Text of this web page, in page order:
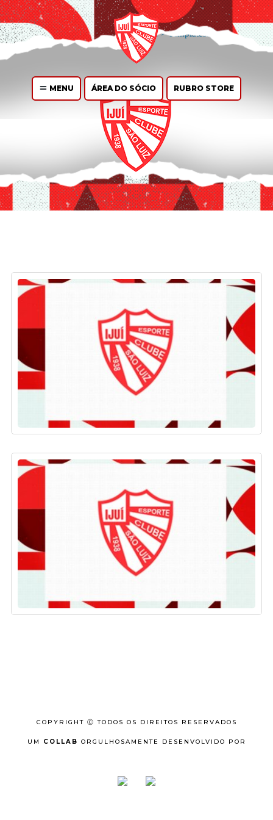
MENU ÁREA DO SÓCIO RUBRO STORE
You cancreate designfor this archive page in the Live Composer.WP
Admin > Live Composer > Templates.
COPYRIGHT Ⓒ TODOS OS DIREITOS RESERVADOS
UM COLLAB ORGULHOSAMENTE DESENVOLVIDO POR